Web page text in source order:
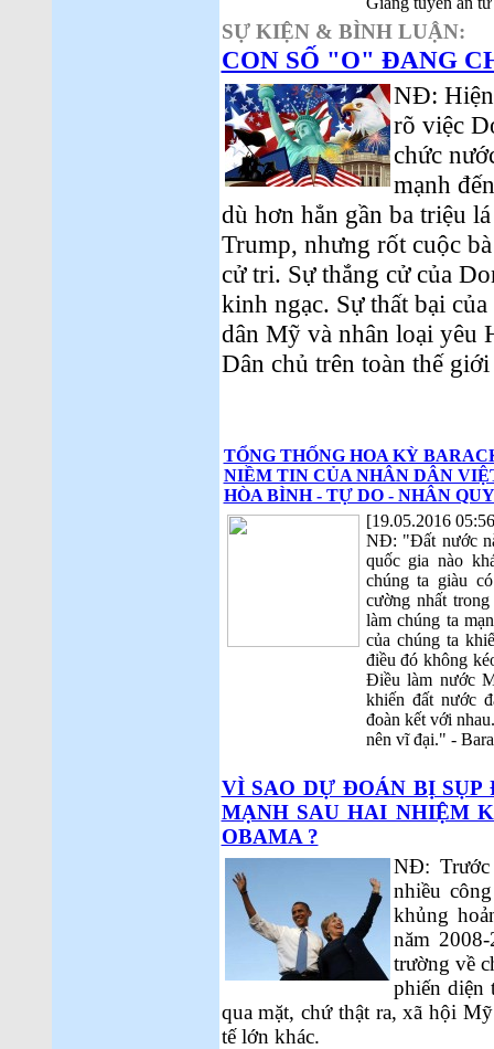
SỰ KIỆN & BÌNH LUẬN:
CON SỐ "O" ĐANG
NĐ: Hiện
rõ việc
chức
mạnh
dù hơn hẳn gần ba triệu
Trump, nhưng rốt cuộc
cử tri. Sự thắng cử của
kinh ngạc. Sự thất bại
dân Mỹ và nhân loại yêu
Dân chủ trên toàn thế
TỔNG THỐNG HOA KỲ
NIỀM TIN CỦA NHÂN DÂN
HÒA BÌNH - TỰ DO - NHÂN
[19.05.2016
NĐ: "Đất nước
quốc gia nào
chúng ta giàu
cường nhất
làm chúng ta
của chúng ta
điều đó không
Điều làm nước
khiến đất nước
đoàn kết với
nên vĩ đại." -
VÌ SAO DỰ ĐOÁN BỊ
MẠNH SAU HAI NHIỆM
OBAMA ?
NĐ:
nhiều
khủng
năm
trường về
phiến diện
qua mặt, chứ thật ra, xã hội
tế lớn khác.